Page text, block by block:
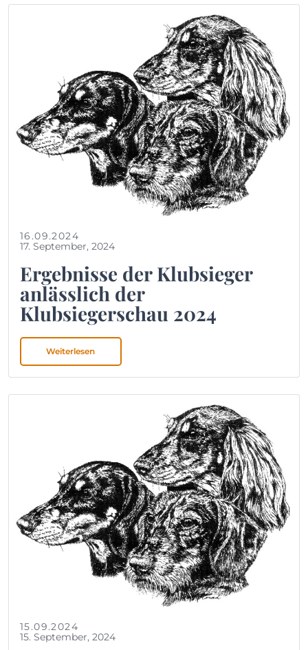
16.09.2024
17. September, 2024
Ergebnisse der Klubsieger
anlässlich der
Klubsiegerschau 2024
Weiterlesen
15.09.2024
15. September, 2024